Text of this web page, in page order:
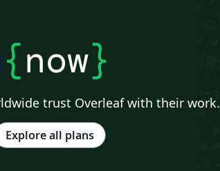
{now}
trust Overleaf with their work.
Explore all plans